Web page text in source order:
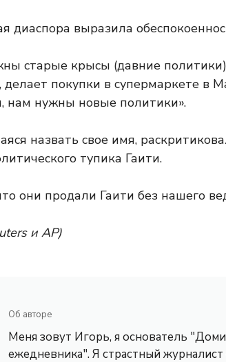
диаспора выразила
старые крысы (давние
делает покупки в супермаркете в
нам нужны новые политики».
назвать свое имя,
тупика Гаити.
они продали Гаити без нашего
и AP)
Об авторе
Меня зовут Игорь, я основатель
ежедневника". Я страстный журналист